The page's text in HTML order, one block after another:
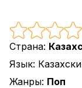
Страна:
Язык:
Жанры: Поп